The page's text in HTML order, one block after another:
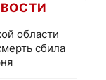
области
сбила